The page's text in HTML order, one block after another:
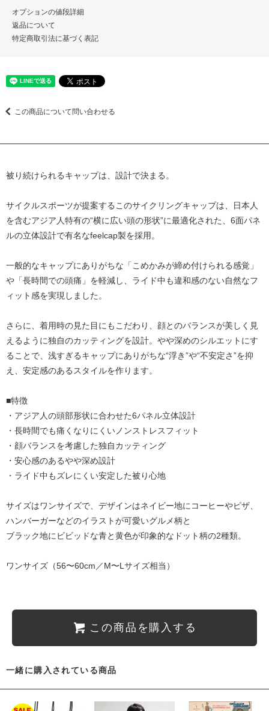
オプションの値段詳細
返品について
特定商取引法に基づく表記
この商品について問い合わせる
被り続けられるキャップは、設計で決まる。
サイクルスポーツが提案するこのサイクリングキャップは、日本人
を含むアジア人特有の“横に広い頭の形状”に最適化された、6面パネ
ルの立体設計で有名なfeelcap製を採用。
一般的なキャップにありがちな「こめかみが締め付けられる感覚」
や「長時間での頭痛」を軽減し、ライド中も違和感のない自然なフ
ィット感を実現しました。
さらに、着用時の見た目にもこだわり、顔とのバランスが美しく見
えるように独自のカッティングを設計。やや深めのシルエットにす
ることで、浅すぎるキャップにありがちな“浮き”や“不安定さ”を抑
え、安定感のあるスタイルを作ります。
■特徴
・アジア人の頭部形状に合わせた6パネル立体設計
・長時間でも痛くなりにくいノンストレスフィット
・顔バランスを考慮した独自カッティング
・安心感のあるやや深め設計
・ライド中もズレにくい安定した被り心地
サイズはワンサイズで、デザインはネイビー地にコーヒーやピザ、
ハンバーガーなどのイラストが可愛いグルメ柄と
ブラック地にビビッドな青と黄色が印象的なドット柄の2種類。
ワンサイズ（56〜60cm／M〜Lサイズ相当）
この商品を購入する
一緒に購入されている商品